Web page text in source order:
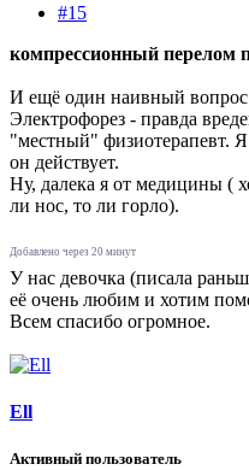
#15
компрессионный перелом
И ещё один наивный
Электрофорез - правда
"местный" физиотерапевт.
он действует.
Ну, далека я от медицины (
ли нос, то ли горло).
Добавлено через 20 минут
У нас девочка (писала
её очень любим и хотим
Всем спасибо огромное.
Ell
Активный пользователь